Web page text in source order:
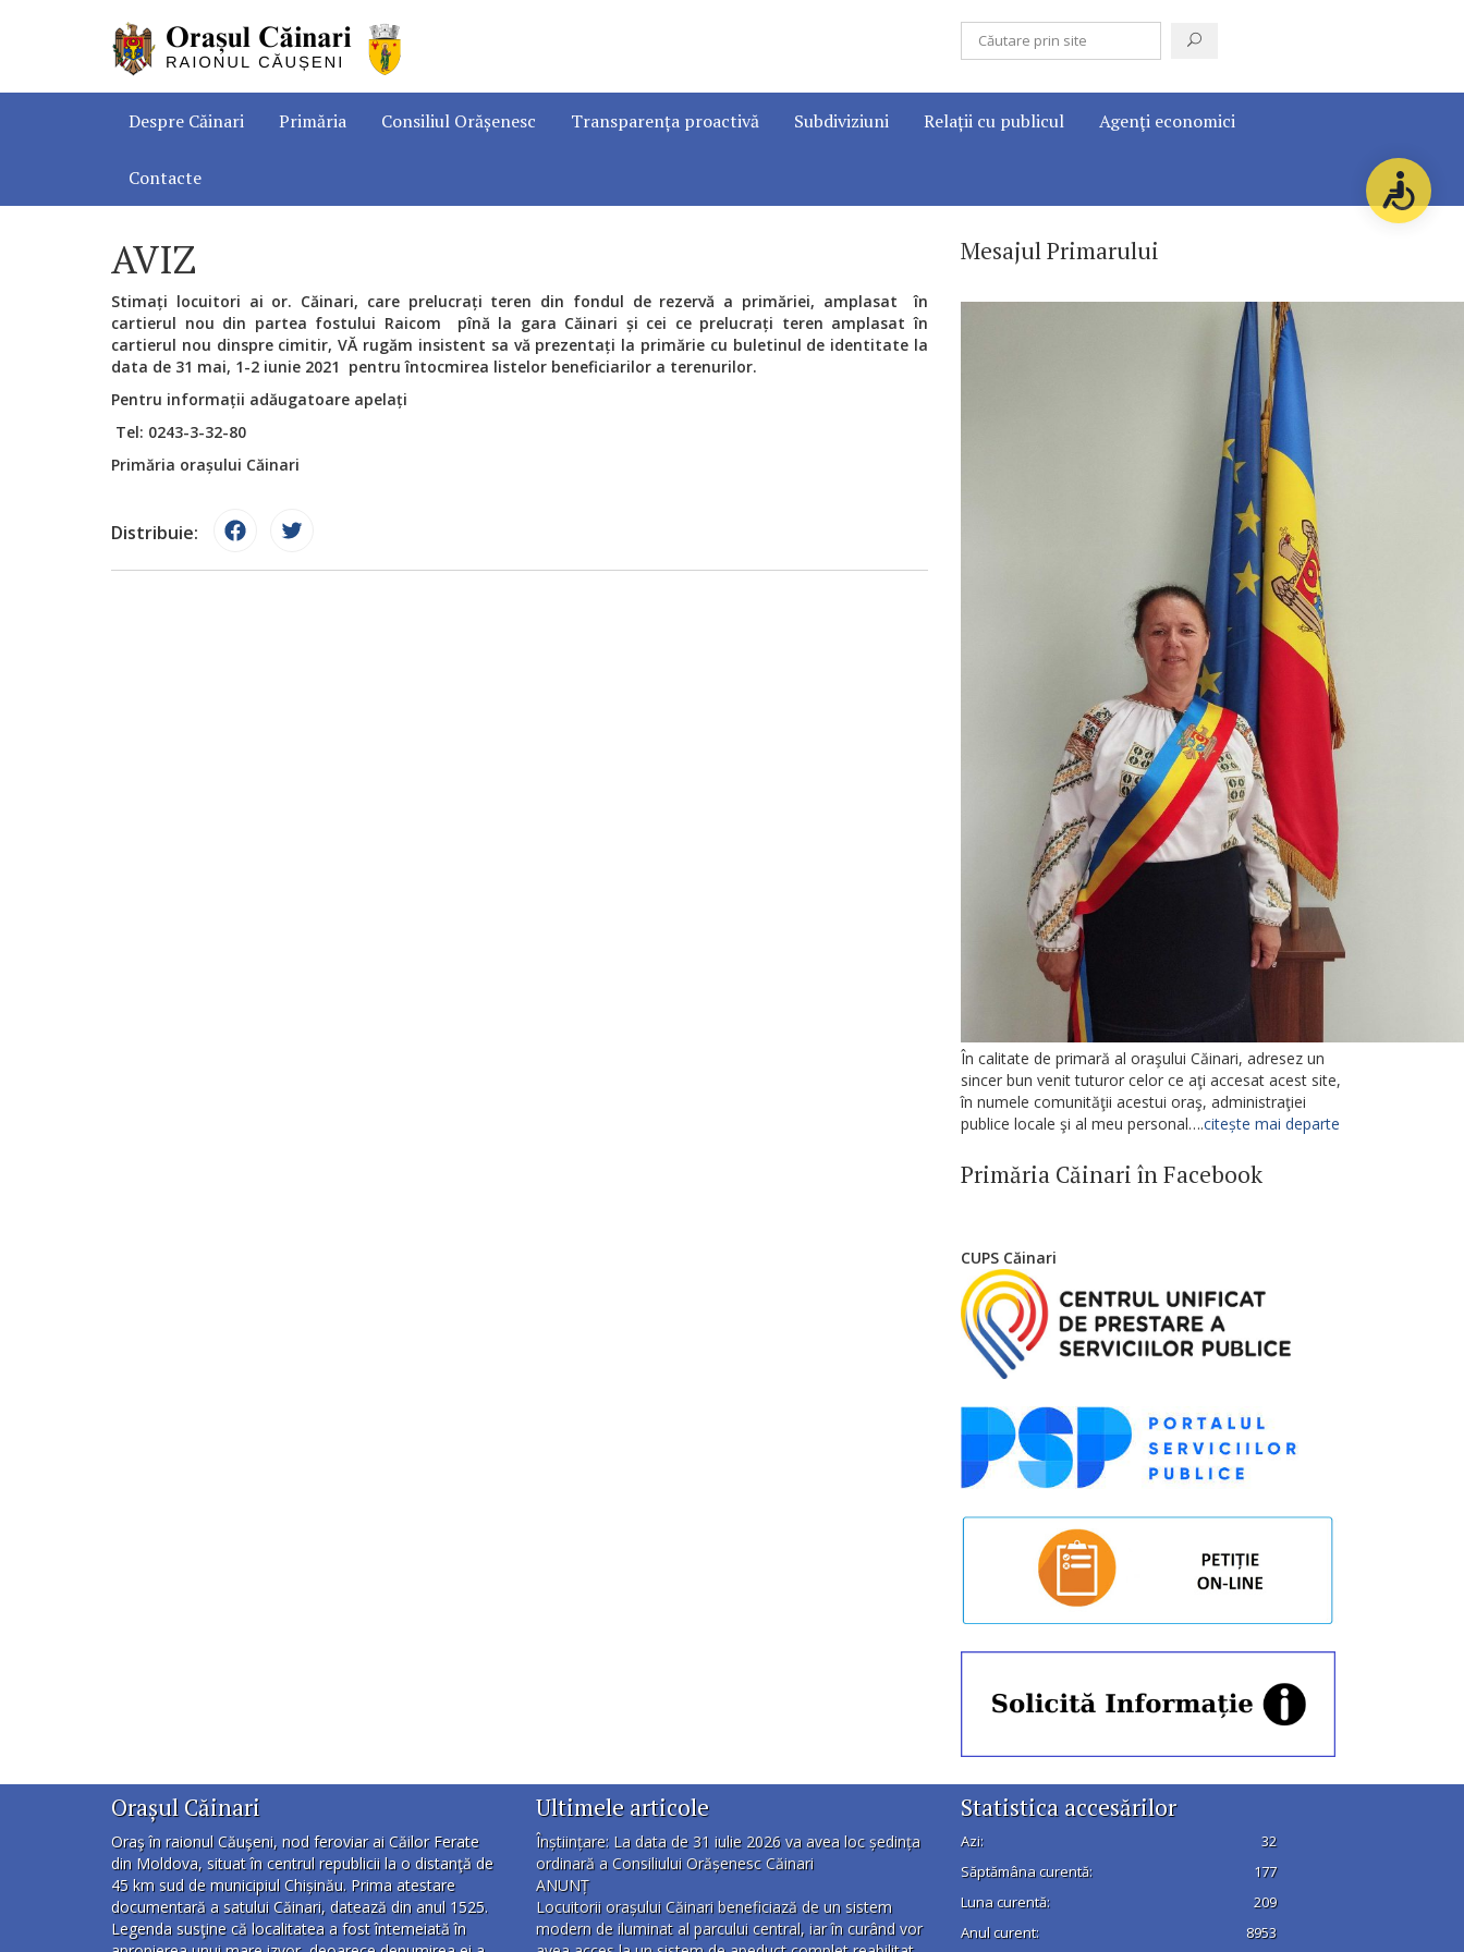
Despre Căinari Primăria Consiliul Orășenesc Transparența proactivă Subdiviziuni Relații cu publicul Agenţi economici
Contacte
AVIZ
Stimați locuitori ai or. Căinari, care prelucrați teren din fondul de rezervă a primăriei, amplasat în
cartierul nou din partea fostului Raicom pînă la gara Căinari și cei ce prelucrați teren amplasat în
cartierul nou dinspre cimitir, VĂ rugăm insistent sa vă prezentați la primărie cu buletinul de identitate la
data de 31 mai, 1-2 iunie 2021 pentru întocmirea listelor beneficiarilor a terenurilor.
Pentru informații adăugatoare apelați
Tel: 0243-3-32-80
Primăria orașului Căinari
Distribuie:
Mesajul Primarului
În calitate de primară al oraşului Căinari, adresez un
sincer bun venit tuturor celor ce aţi accesat acest site,
în numele comunităţii acestui oraş, administraţiei
publice locale şi al meu personal….citește mai departe
Primăria Căinari în Facebook
CUPS Căinari
Orașul Căinari
Oraş în raionul Căuşeni, nod feroviar ai Căilor Ferate
din Moldova, situat în centrul republicii la o distanţă de
45 km sud de municipiul Chișinău. Prima atestare
documentară a satului Căinari, datează din anul 1525.
Legenda susţine că localitatea a fost întemeiată în
Ultimele articole
Înștiințare: La data de 31 iulie 2026 va avea loc ședința
ordinară a Consiliului Orășenesc Căinari
ANUNȚ
Locuitorii orașului Căinari beneficiază de un sistem
modern de iluminat al parcului central, iar în curând vor
Statistica accesărilor
Azi:
32
Săptămâna curentă:
177
Luna curentă:
209
Anul curent:
8953